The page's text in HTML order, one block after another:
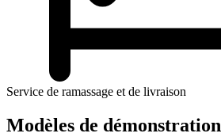
Service de ramassage et de livraison
Modèles de démonstration